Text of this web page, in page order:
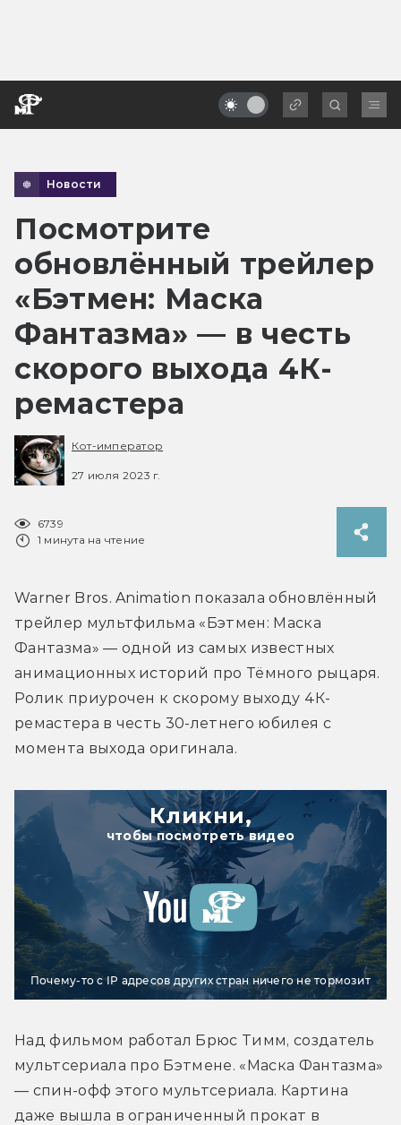
Новости
Посмотрите
обновлённый трейлер
«Бэтмен: Маска
Фантазма» — в честь
скорого выхода 4К-
ремастера
Кот-император
27 июля 2023 г.
6739
1 минута на чтение
Warner Bros. Animation показала обновлённый
трейлер мультфильма «Бэтмен: Маска
Фантазма» — одной из самых известных
анимационных историй про Тёмного рыцаря.
Ролик приурочен к скорому выходу 4К-
ремастера в честь 30-летнего юбилея с
момента выхода оригинала.
Кликни,
чтобы посмотреть видео
Почему-то с IP адресов других стран ничего не тормозит
Над фильмом работал Брюс Тимм, создатель
мультсериала про Бэтмене. «Маска Фантазма»
— спин-офф этого мультсериала. Картина
даже вышла в ограниченный прокат в